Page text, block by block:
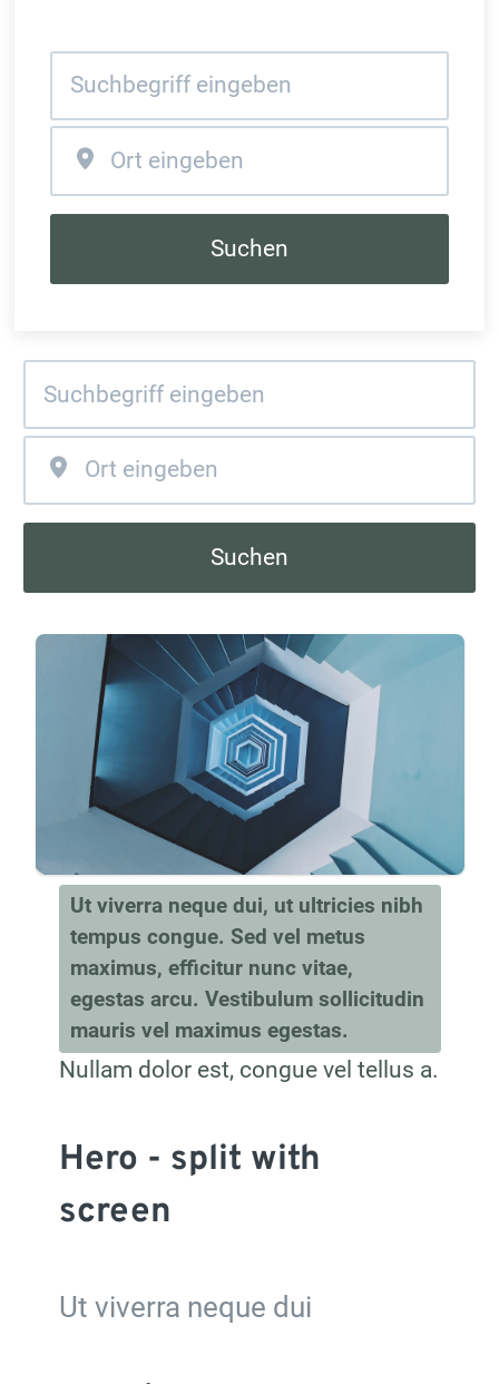
Suchen
Suchen
Ut viverra neque dui, ut ultricies nibh
tempus congue. Sed vel metus
maximus, efficitur nunc vitae,
egestas arcu. Vestibulum sollicitudin
mauris vel maximus egestas.
Nullam dolor est, congue vel tellus a.
Hero - split with
screen
Ut viverra neque dui